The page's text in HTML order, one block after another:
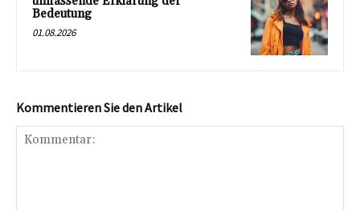
Bedeutung
01.08.2026
Kommentieren Sie den Artikel